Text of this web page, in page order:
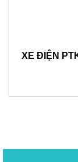
XE ĐIỆN